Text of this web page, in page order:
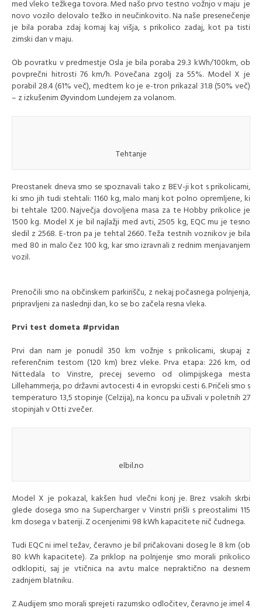
med vleko težkega tovora. Med našo prvo testno vožnjo v maju je
novo vozilo delovalo težko in neučinkovito. Na naše presenečenje
je bila poraba zdaj komaj kaj višja, s prikolico zadaj, kot pa tisti
zimski dan v maju.
Ob povratku v predmestje Osla je bila poraba 29.3 kWh/100km, ob
povprečni hitrosti 76 km/h. Povečana zgolj za 55%. Model X je
porabil 28.4 (61% več), medtem ko je e-tron prikazal 31.8 (50% več)
– z izkušenim Øyvindom Lundejem za volanom.
Tehtanje
Preostanek dneva smo se spoznavali tako z BEV-ji kot s prikolicami,
ki smo jih tudi stehtali: 1160 kg, malo manj kot polno opremljene, ki
bi tehtale 1200. Največja dovoljena masa za te Hobby prikolice je
1500 kg. Model X je bil najlažji med avti, 2505 kg, EQC mu je tesno
sledil z 2568. E-tron pa je tehtal 2660. Teža testnih voznikov je bila
med 80 in malo čez 100 kg, kar smo izravnali z rednim menjavanjem
vozil.
Prenočili smo na občinskem parkirišču, z nekaj počasnega polnjenja,
pripravljeni za naslednji dan, ko se bo začela resna vleka.
Prvi test dometa #prvidan
Prvi dan nam je ponudil 350 km vožnje s prikolicami, skupaj z
referenčnim testom (120 km) brez vleke. Prva etapa: 226 km, od
Nittedala to Vinstre, precej severno od olimpijskega mesta
Lillehammerja, po državni avtocesti 4 in evropski cesti 6. Pričeli smo s
temperaturo 13,5 stopinje (Celzija), na koncu pa uživali v poletnih 27
stopinjah v Otti zvečer.
elbil.no
Model X je pokazal, kakšen hud vlečni konj je. Brez vsakih skrbi
glede dosega smo na Supercharger v Vinstri prišli s preostalimi 115
km dosega v bateriji. Z ocenjenimi 98 kWh kapacitete nič čudnega.
Tudi EQC ni imel težav, čeravno je bil pričakovani doseg le 8 km (ob
80 kWh kapacitete). Za priklop na polnjenje smo morali prikolico
odklopiti, saj je vtičnica na avtu malce nepraktično na desnem
zadnjem blatniku.
Z Audijem smo morali sprejeti razumsko odločitev, čeravno je imel 4